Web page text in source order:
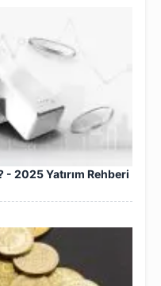
2025 Yatırım Rehberi